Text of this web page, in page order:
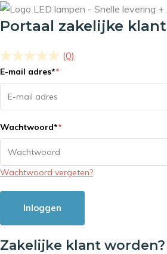
Portaal zakelijke klant
(0)
E-mail adres**
Wachtwoord**
Wachtwoord vergeten?
Inloggen
Zakelijke klant worden?